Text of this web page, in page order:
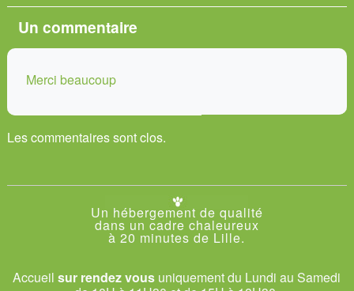
Un commentaire
Merci beaucoup
Les commentaires sont clos.
Un hébergement de qualité
dans un cadre chaleureux
à 20 minutes de Lille.
Accueilsur rendez vous uniquement du Lundi au Samedi